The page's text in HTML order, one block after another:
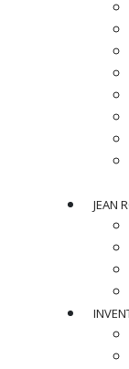
LOUIS
Table
En placage de
H 60 x L 100 x P
H 23.6 x W 39.4 x
JEAN